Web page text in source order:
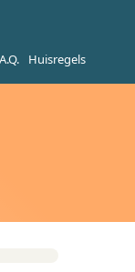
Huisregels